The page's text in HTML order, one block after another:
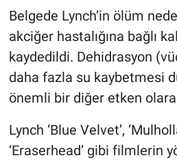
Belgede Lynch’in ölüm
akciğer hastalığına bağlı
kaydedildi. Dehidrasyon
daha fazla su kaybetmesi
önemli bir diğer etken
Lynch ‘Blue Velvet’,
‘Eraserhead’ gibi filmlerin
Kimdir
Koronavirüs
Kültür Sanat
Ne demişti